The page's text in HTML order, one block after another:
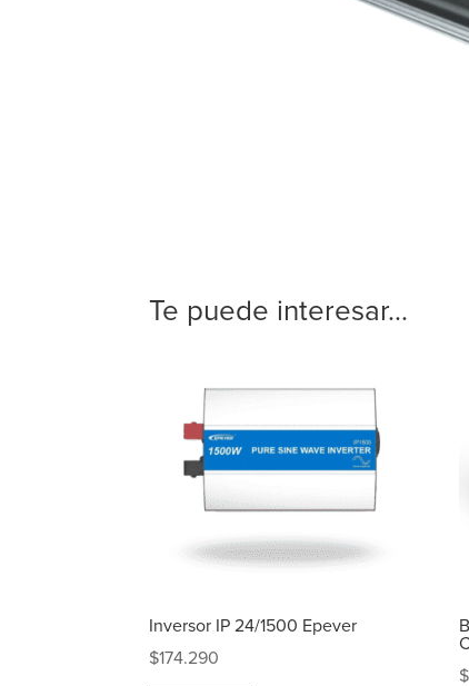
Te puede interesar...
Inversor IP 24/1500 Epever
$174.290
$